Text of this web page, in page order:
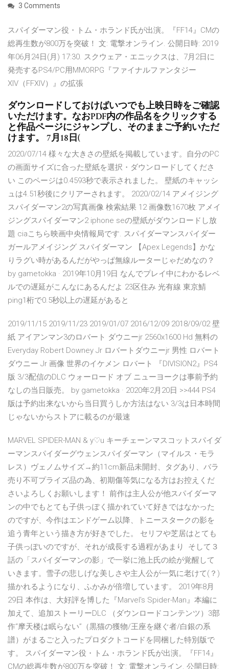
3 Comments
スパイダーマン役・トム・ホランド氏が出演。『FF14』CMの
総再生数が800万を突破！ 文: 電撃オンライン. 公開日時: 2019
年06月24日(月) 17:30. スクウェア・エニックスは、7月2日に
発売するPS4/PC用MMORPG『ファイナルファンタジー
XIV（FFXIV）』の拡張
ダウンロードしておけばいつでも上映日時をご確認
いただけます。なおPDF内の作品名をクリックする
と作品ページにジャンプし、そのままご予約いただ
けます。 7月18日(
2020/07/14 様々な大きさの壁紙を掲載しています。自分のPC
の画面サイズに合った壁紙を選択・ダウンロードしてくださ
い このページは0.4593秒で表示されました。 壁紙のキャッシ
ュは4.51秒後にクリアーされます。 2020/02/14 アメイジング
スパイダーマン2の写真画像 検索結果 12 画像数1670枚 アメイ
ジングスパイダーマン2 iphone seの壁紙がダウンロードし放
題 ciaこちら映画中央情報局です. スパイダーマンスパイダー
ガールアメイジング スパイダーマン 【Apex Legends】かな
りラグい時があるんだがやっぱ無線ルーターじゃだめなの？
by gametokka · 2019年10月19日 なんでプレイ中にわかるレベ
ルでの遅延がこんなにあるんだよ 23区住み 光有線 東京鯖
ping1桁で0.5秒以上の遅延があると
2019/11/15 2019/11/23 2019/01/07 2016/12/09 2018/09/02 壁
紙 アイアンマン3のロバート ダウニーjr 2560x1600 Hd 無料の
Everyday Robert Downey Jr ロバートダウニーjr 男性 ロバート
ダウニー Jr 画像 世界のイケメン ロバート 『DIVISION2』PS4
版 3/3配信のDLC ウォーロード オブ ニューヨークは事前予約
なしの当日販売。 by gametokka · 2020年2月20日 >>444 PS4
版は予約出来ないから当日買うしか方法はない 3/3は日本時間
じゃないからストアに載るのが最速
MARVEL SPIDER-MAN & y♡u キーチェーンマスコットスパイダ
ーマンスパイダーグウェンスパイダーマン（マイルス・モラ
レス）ヴェノムサイズ→約11cm新品未開封、タグあり、バラ
売り不可プライズ品の為、初期傷等気になる方はお控えくだ
さいよろしくお願いします！ 前作は主人公が他スパイダーマ
ンの中でもとても子供っぽく描かれていて好きではなかった
のですが、今作はエンドゲーム以降、トニースタークの影を
追う青年という描き方が好きでした。 セリフや芝居はとても
子供っぽいのですが、それが成長する過程があまり そして３
話の「スパイダーマンの影」で一挙に池上氏の絵が覚醒して
いきます。雪子の悲しげな美しさや主人公が一気に老けて(？)
描かれるようになり、ふかみが倍増しています。 2019年8月
29日 本作は、大好評を博した『Marvel's Spider-Man』本編に
加えて、追加ストーリーDLC （ダウンロードコンテンツ）3部
作“摩天楼は眠らない”（黒猫の獲物/王座を継ぐ者/白銀の系
譜）がまるごと入ったプロダクトコードを同梱した特別版で
す。 スパイダーマン役・トム・ホランド氏が出演。『FF14』
CMの総再生数が800万を突破！ 文: 電撃オンライン. 公開日時: